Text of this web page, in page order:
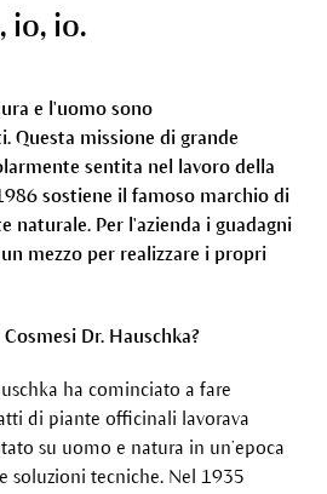
io, io.
e l'uomo sono
Questa missione di grande
sentita nel lavoro della
sostiene il famoso marchio di
naturale. Per l'azienda i guadagni
mezzo per realizzare i propri
Dr. Hauschka?
ha cominciato a fare
di piante officinali lavorava
su uomo e natura in un’epoca
soluzioni tecniche. Nel 1935